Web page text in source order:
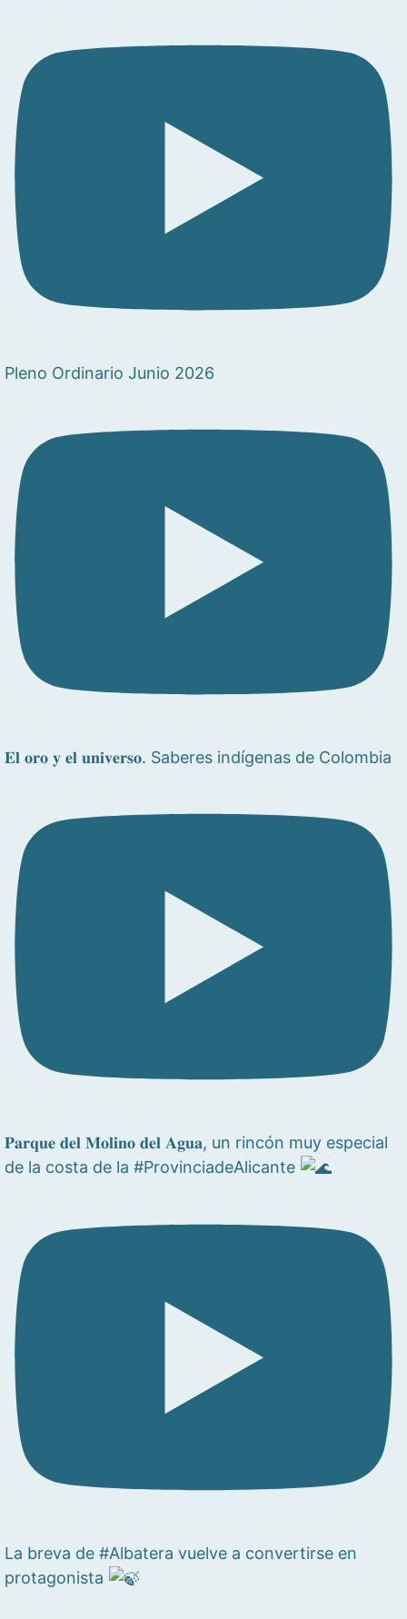
Pleno Ordinario Junio 2026
𝐄𝐥 𝐨𝐫𝐨 𝐲 𝐞𝐥 𝐮𝐧𝐢𝐯𝐞𝐫𝐬𝐨. Saberes indígenas de Colombia
𝐏𝐚𝐫𝐪𝐮𝐞 𝐝𝐞𝐥 𝐌𝐨𝐥𝐢𝐧𝐨 𝐝𝐞𝐥 𝐀𝐠𝐮𝐚, un rincón muy especial
de la costa de la #ProvinciadeAlicante
La breva de #Albatera vuelve a convertirse en
protagonista